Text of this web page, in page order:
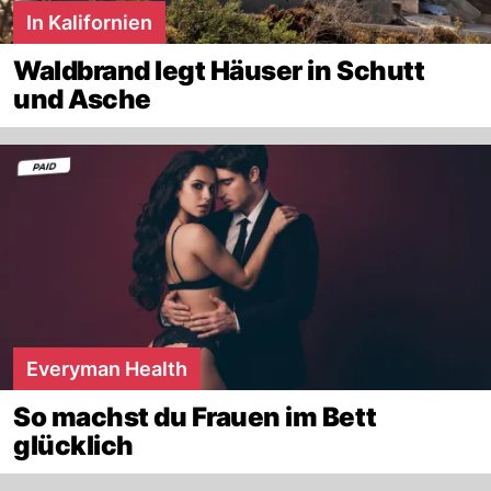
In Kalifornien
Waldbrand legt Häuser in Schutt
und Asche
Everyman Health
So machst du Frauen im Bett
glücklich